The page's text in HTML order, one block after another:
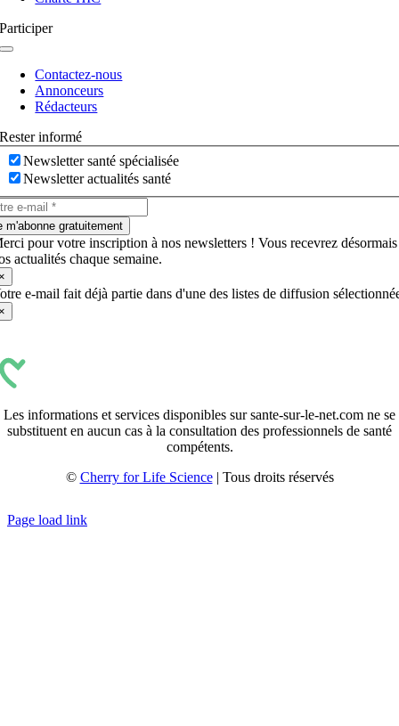
Participer
Navigation
basculeContactez-nous
Annonceurs
Rédacteurs
Rester informé
Newsletter santé spécialisée
Newsletter actualités santé
m'abonne gratuitement
pour votre inscription à nos newsletters ! Vous recevrez désormais
actualités chaque semaine.
e-mail fait déjà partie dans d'une des listes de diffusion
Les informations et services disponibles sur sante-sur-le-net.com ne se
substituent en aucun cas à la consultation des professionnels de santé
compétents.
© Cherry for Life Science| Tous droits réservés
Page load link